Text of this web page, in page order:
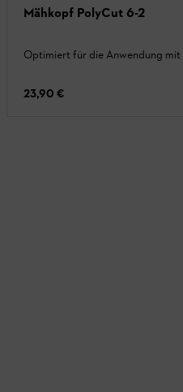
Mähkopf PolyCut 6-2
Optimiert für die Anwendung
23,90 €